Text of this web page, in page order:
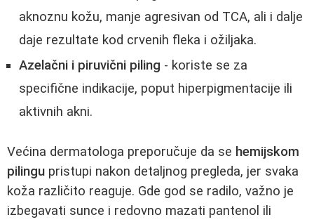
aknoznu kožu, manje agresivan od TCA, ali i dalje
daje rezultate kod crvenih fleka i ožiljaka.
Azelačni i piruvični piling - koriste se za
specifične indikacije, poput hiperpigmentacije ili
aktivnih akni.
Većina dermatologa preporučuje da se hemijskom
pilingu pristupi nakon detaljnog pregleda, jer svaka
koža različito reaguje. Gde god se radilo, važno je
izbegavati sunce i redovno mazati pantenol ili